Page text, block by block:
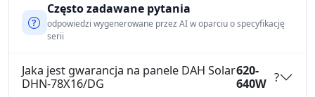
Często zadawane pytania
odpowiedzi wygenerowane przez AI w oparciu o specyfikację
serii
Jaka jest gwarancja na panele DAH Solar
DHN-78X16/DG
620-
640W ?